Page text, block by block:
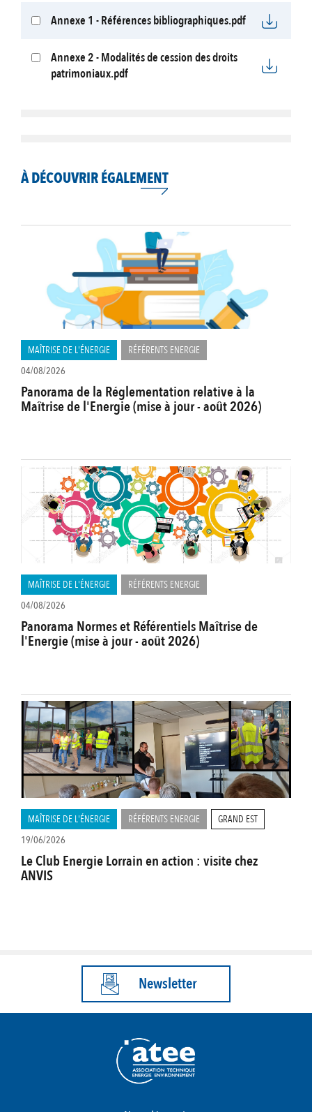
Annexe 1 - Références bibliographiques.pdf
Annexe 2 - Modalités de cession des droits
patrimoniaux.pdf
À DÉCOUVRIR ÉGALEMENT
MAÎTRISE DE L'ÉNERGIE
RÉFÉRENTS ENERGIE
04/08/2026
Panorama de la Réglementation relative à la
Maîtrise de l'Energie (mise à jour - août 2026)
MAÎTRISE DE L'ÉNERGIE
RÉFÉRENTS ENERGIE
04/08/2026
Panorama Normes et Référentiels Maîtrise de
l'Energie (mise à jour - août 2026)
MAÎTRISE DE L'ÉNERGIE RÉFÉRENTS ENERGIE
GRAND EST
19/06/2026
Le Club Energie Lorrain en action : visite chez
ANVIS
Newsletter